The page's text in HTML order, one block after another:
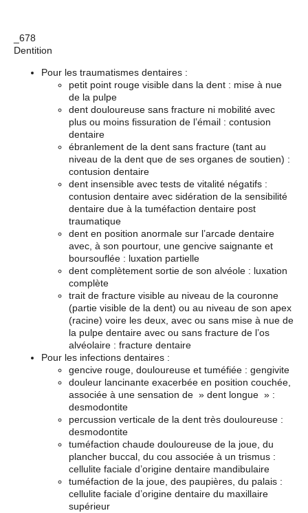
_678
Dentition
Pour les traumatismes dentaires :
petit point rouge visible dans la dent : mise à nue
de la pulpe
dent douloureuse sans fracture ni mobilité avec
plus ou moins fissuration de l’émail : contusion
dentaire
ébranlement de la dent sans fracture (tant au
niveau de la dent que de ses organes de soutien) :
contusion dentaire
dent insensible avec tests de vitalité négatifs :
contusion dentaire avec sidération de la sensibilité
dentaire due à la tuméfaction dentaire post
traumatique
dent en position anormale sur l’arcade dentaire
avec, à son pourtour, une gencive saignante et
boursouflée : luxation partielle
dent complètement sortie de son alvéole : luxation
complète
trait de fracture visible au niveau de la couronne
(partie visible de la dent) ou au niveau de son apex
(racine) voire les deux, avec ou sans mise à nue de
la pulpe dentaire avec ou sans fracture de l’os
alvéolaire : fracture dentaire
Pour les infections dentaires :
gencive rouge, douloureuse et tuméfiée : gengivite
douleur lancinante exacerbée en position couchée,
associée à une sensation de » dent longue » :
desmodontite
percussion verticale de la dent très douloureuse :
desmodontite
tuméfaction chaude douloureuse de la joue, du
plancher buccal, du cou associée à un trismus :
cellulite faciale d’origine dentaire mandibulaire
tuméfaction de la joue, des paupières, du palais :
cellulite faciale d’origine dentaire du maxillaire
supérieur